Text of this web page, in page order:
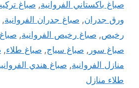
صباغ باكستاني الفروانية, صباغ
ورق جدران, صباغ جدران الفروانية,
رخيص, صباغ رخيص الفروانية,
صباغ سور , صباغ سياج, صباغ طلاء,
منازل الفروانية, صباغ هندي
طلاء منازل